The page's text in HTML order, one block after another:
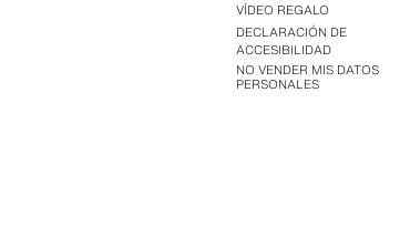
VÍDEO REGALO
DECLARACIÓN DE
ACCESIBILIDAD
NO VENDER MIS DATOS
PERSONALES